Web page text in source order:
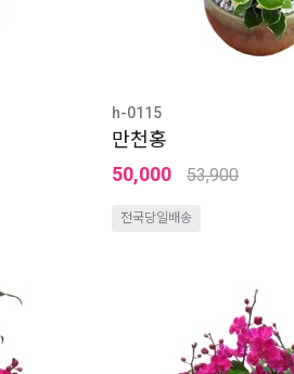
h-0115
만천홍
50,000
53,900
전국당일배송